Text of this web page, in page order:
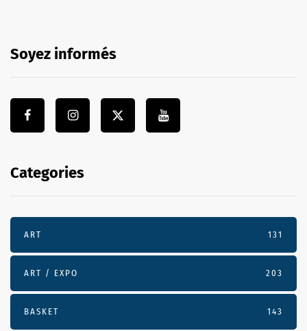
Soyez informés
Categories
ART 131
ART / EXPO 203
BASKET 143